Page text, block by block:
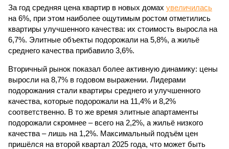
За год средняя цена квартир в новых домах увеличилась
на 6%, при этом наиболее ощутимым ростом отметились
квартиры улучшенного качества: их стоимость выросла на
6,7%. Элитные объекты подорожали на 5,8%, а жильё
среднего качества прибавило 3,6%.
Вторичный рынок показал более активную динамику: цены
выросли на 8,7% в годовом выражении. Лидерами
подорожания стали квартиры среднего и улучшенного
качества, которые подорожали на 11,4% и 8,2%
соответственно. В то же время элитные апартаменты
подорожали скромнее – всего на 2,2%, а жильё низкого
качества – лишь на 1,2%. Максимальный подъём цен
пришёлся на второй квартал 2025 года, что может быть